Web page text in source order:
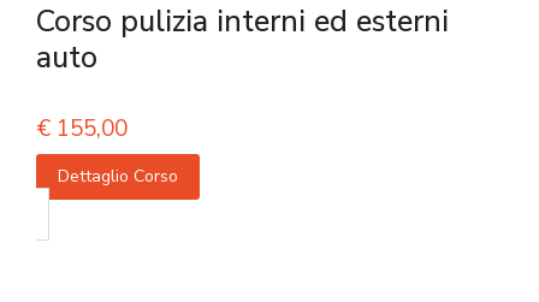
Corso pulizia interni ed esterni
auto
€ 155,00
Dettaglio Corso